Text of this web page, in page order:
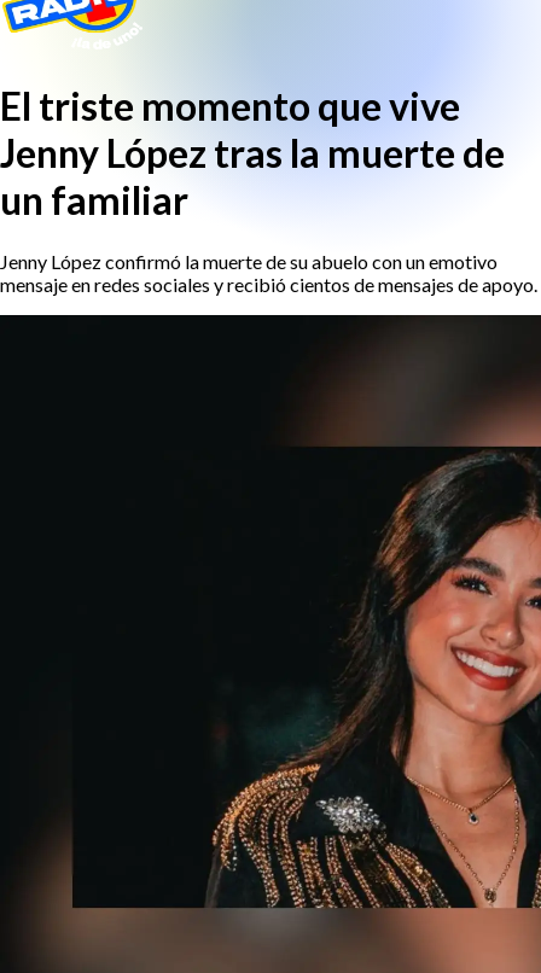
El triste momento que vive
Jenny López tras la muerte de
un familiar
Jenny López confirmó la muerte de su abuelo con un emotivo
mensaje en redes sociales y recibió cientos de mensajes de apoyo.